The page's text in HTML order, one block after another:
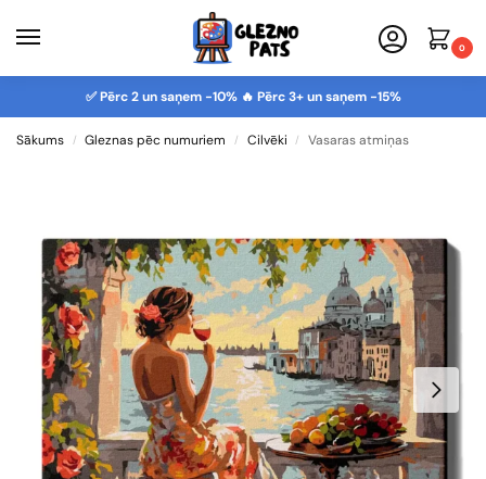
0
✅ Pērc 2 un saņem -10% 🔥 Pērc 3+ un saņem -15%
Sākums / Gleznas pēc numuriem / Cilvēki / Vasaras atmiņas